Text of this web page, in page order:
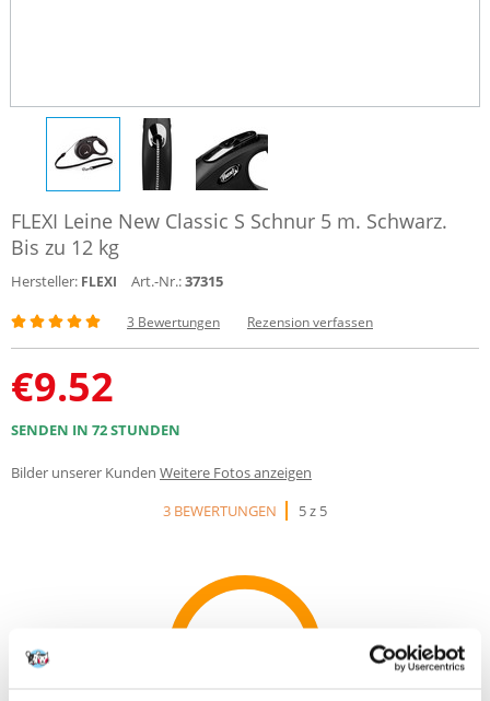
FLEXI Leine New Classic S Schnur 5 m. Schwarz.
Bis zu 12 kg
Hersteller: FLEXI Art.-Nr.:37315
3 Bewertungen Rezension verfassen
€9.52
SENDEN IN 72 STUNDEN
Bilder unserer Kunden Weitere Fotos anzeigen
3 BEWERTUNGEN
5 z 5